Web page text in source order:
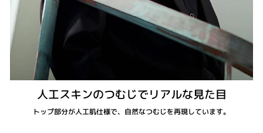
人工スキンのつむじでリアルな見た目
トップ部分が人工肌仕様で、自然なつむじを再現しています。